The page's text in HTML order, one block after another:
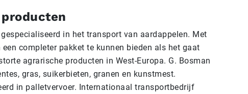
in het transport van aardappelen. Met
completer pakket te kunnen bieden als het gaat
agrarische producten in West-Europa. G. Bosman
gras, suikerbieten, granen en kunstmest.
in palletvervoer. Internationaal transportbedrijf